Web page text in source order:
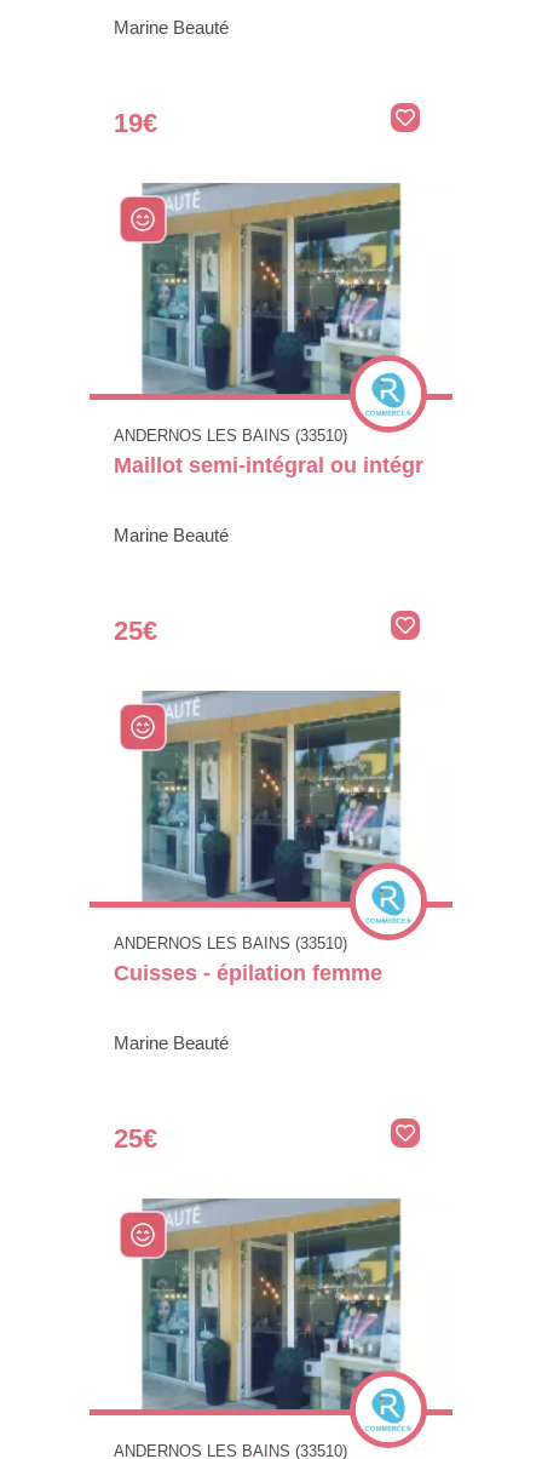
Marine Beauté
19€
ANDERNOS LES BAINS (33510)
Maillot semi-intégral ou intégr
Marine Beauté
25€
ANDERNOS LES BAINS (33510)
Cuisses - épilation femme
Marine Beauté
25€
ANDERNOS LES BAINS (33510)